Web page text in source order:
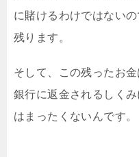
に賭けるわけではない
残ります。
そして、この残ったお
銀行に返金されるしく
はまったくないんです。